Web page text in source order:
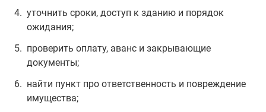
уточнить сроки, доступ к зданию и порядок
ожидания;
проверить оплату, аванс и закрывающие
документы;
найти пункт про ответственность и повреждение
имущества;